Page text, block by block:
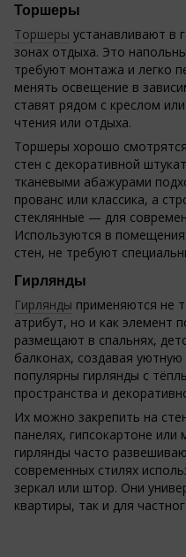
Торшеры
Торшеры устанавливают в
зонах отдыха. Это
требуют монтажа и легко
менять освещение в
ставят рядом с креслом
чтения или отдыха.
Торшеры хорошо
стен с декоративной
тканевыми абажурами
прованс или классика, а
стеклянные — для
Используются в
стен, не требуют
Гирлянды
Гирлянды применяются не
атрибут, но и как элемент
размещают в спальнях,
балконах, создавая
популярны гирлянды с
пространства и
Их можно закрепить на
панелях, гипсокартоне
гирлянды часто
современных стилях
зеркал или штор. Они
квартиры, так и для